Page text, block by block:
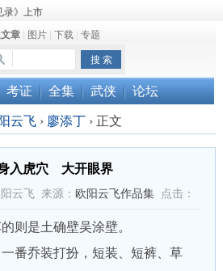
录》上市
满结束
已上市
章| 图片| 下载| 专题
考证 全集 武侠 论坛
云飞 › 廖添丁 ›正文
入虎穴 大开眼界
云飞 来源： 欧阳云飞作品集点击：
是土确壁吴涂壁。
乔装打扮，短装、短裤、草